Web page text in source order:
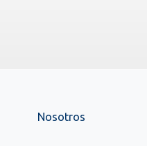
Nosotros